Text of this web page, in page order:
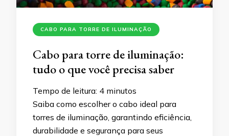
CABO PARA TORRE DE ILUMINAÇÃO
Cabo para torre de iluminação:
tudo o que você precisa saber
Tempo de leitura: 4 minutos
Saiba como escolher o cabo ideal para
torres de iluminação, garantindo eficiência,
durabilidade e segurança para seus